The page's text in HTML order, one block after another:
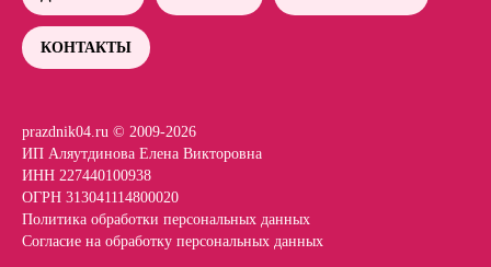
КОНТАКТЫ
prazdnik04.ru © 2009-2026
ИП Аляутдинова Елена Викторовна
ИНН 227440100938
ОГРН 313041114800020
Политика обработки персональных данных
Согласие на обработку персональных данных